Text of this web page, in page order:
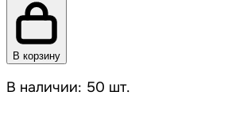
В корзину
В наличии: 50 шт.